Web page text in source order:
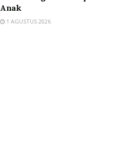
Anak
1 AGUSTUS 2026